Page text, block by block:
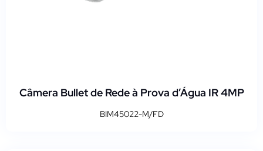
Câmera Bullet de Rede à Prova d’Água IR 4MP
BIM45022-M/FD